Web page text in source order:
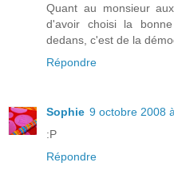
Quant au monsieur
d'avoir choisi la
dedans, c'est de la
Répondre
Sophie 9 octobre 2008
:P
Répondre